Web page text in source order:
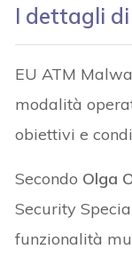
I dettagli
EU ATM
modalità
obiettivi e
Secondo Olga
Security
funzionalità